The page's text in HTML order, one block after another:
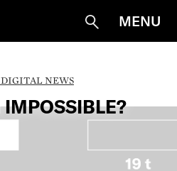
Suche
MENU
DIGITAL NEWS